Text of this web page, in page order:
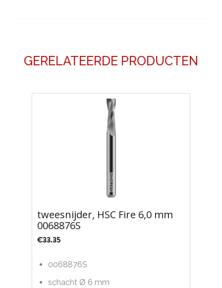
GERELATEERDE PRODUCTEN
tweesnijder, HSC Fire 6,0 mm
0068876S
€33.35
0068876S
schacht Ø 6 mm